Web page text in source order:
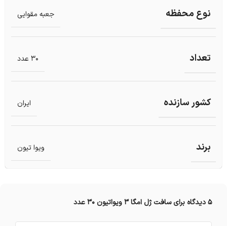
نوع محفظه جعبه مقوایی
تعداد 30 عدد
کشور سازنده ایران
برند ویوا تیون
5 دیدگاه برای سافت ژل امگا 3 ویواتیون 30 عدد